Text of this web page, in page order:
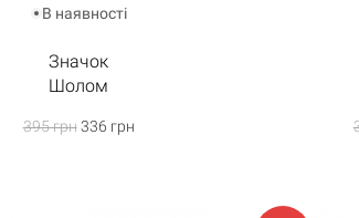
В наявності
Значок
Шолом
395 грн336 грн